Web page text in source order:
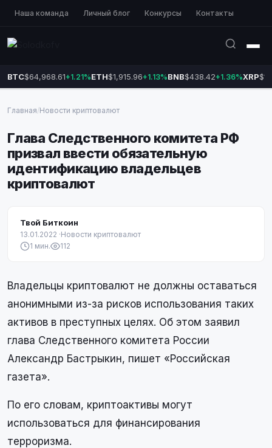
Наша команда Личный блог Конкурсы Контакты
BTC$64,968.61+1.21%ETH$1,915.96+1.13%BNB$438.42+1.36%XRP
Главная/Новости криптовалют
Глава Следственного комитета РФ
призвал ввести обязательную
идентификацию владельцев
криптовалют
Твой Биткоин
13.01.2022 ·Новости криптовалют
1 мин.
112
Владельцы криптовалют не должны оставаться
анонимными из-за рисков использования таких
активов в преступных целях. Об этом заявил
глава Следственного комитета России
Александр Бастрыкин, пишет «Российская
газета».
По его словам, криптоактивы могут
использоваться для финансирования
терроризма.